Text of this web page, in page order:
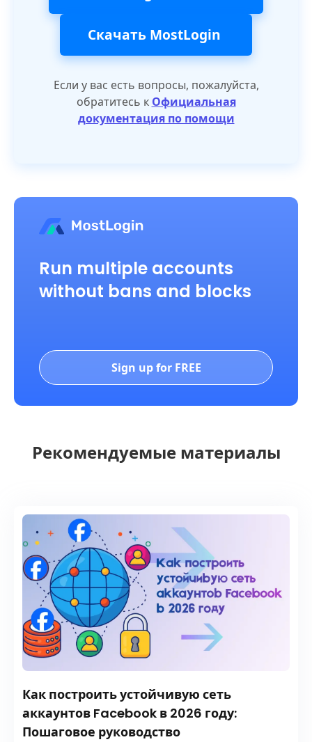
Скачать MostLogin
Если у вас есть вопросы, пожалуйста,
обратитесь к Официальная
документация по помощи
Run multiple accounts
without bans and blocks
Sign up for FREE
Рекомендуемые материалы
Как построить устойчивую сеть
аккаунтов Facebook в 2026 году:
Пошаговое руководство